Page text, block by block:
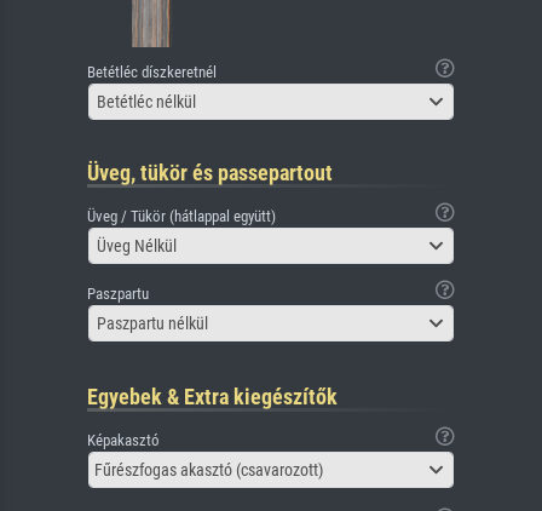
Betétléc díszkeretnél
Betétléc nélkül
Üveg, tükör és passepartout
Üveg / Tükör (hátlappal együtt)
Üveg Nélkül
Paszpartu
Paszpartu nélkül
Egyebek & Extra kiegészítők
Képakasztó
Fűrészfogas akasztó (csavarozott)